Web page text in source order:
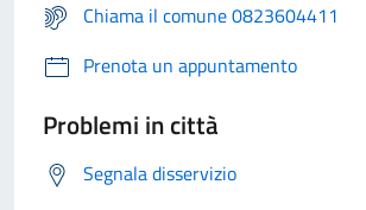
Chiama il comune 0823604411
Prenota un appuntamento
Problemi in città
Segnala disservizio